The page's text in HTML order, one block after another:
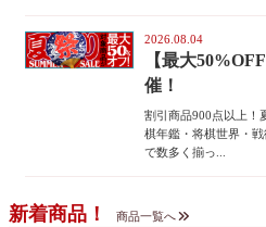
2026.08.04
【最大
催！
割引商品900点以上！
棋年鑑・将棋世界・
で数多く揃っ...
新着商品！ 商品一覧へ